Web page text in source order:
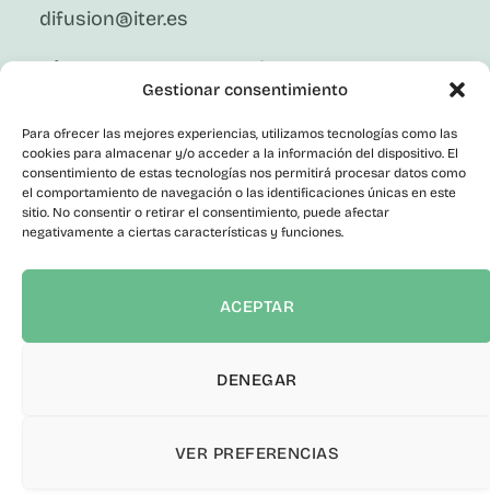
Gestionar consentimiento
Para ofrecer las mejores experiencias, utilizamos tecnologías como las
cookies para almacenar y/o acceder a la información del dispositivo. El
consentimiento de estas tecnologías nos permitirá procesar datos como
el comportamiento de navegación o las identificaciones únicas en este
sitio. No consentir o retirar el consentimiento, puede afectar
negativamente a ciertas características y funciones.
ACEPTAR
DENEGAR
VER PREFERENCIAS
difusion@iter.es
Síguenos En Redes Sociales
X
Instagram
Youtube
Corporativo
Contacto
Canal del Informante